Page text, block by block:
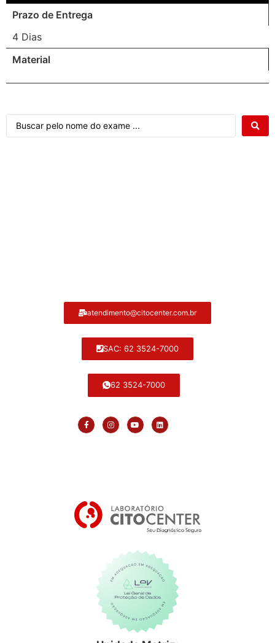
Prazo de Entrega
4 Dias
Material
atendimento@citocenter.com.br
SAC: 62 3524-7000
62 3524-7000